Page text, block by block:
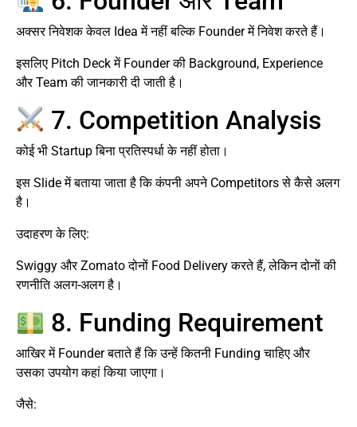
अक्सर निवेशक केवल Idea में नहीं बल्कि Founder में निवेश करते हैं।
इसलिए Pitch Deck में Founder की Background, Experience
और Team की जानकारी दी जाती है।
7. Competition Analysis
कोई भी Startup बिना प्रतिस्पर्धा के नहीं होता।
इस Slide में बताया जाता है कि कंपनी अपने Competitors से कैसे अलग
है।
उदाहरण के लिए:
Swiggy और Zomato दोनों Food Delivery करते हैं, लेकिन दोनों की
रणनीति अलग-अलग है।
8. Funding Requirement
आखिर में Founder बताते हैं कि उन्हें कितनी Funding चाहिए और
उसका उपयोग कहां किया जाएगा।
जैसे: